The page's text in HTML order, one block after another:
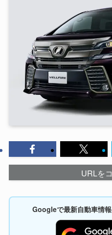
URLを
Googleで最新自動車情